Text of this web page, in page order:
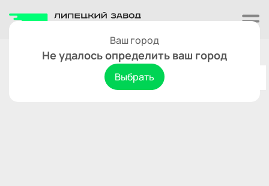
Ваш город
Не удалось определить ваш город
Выбрать
Арзамас Сбросить